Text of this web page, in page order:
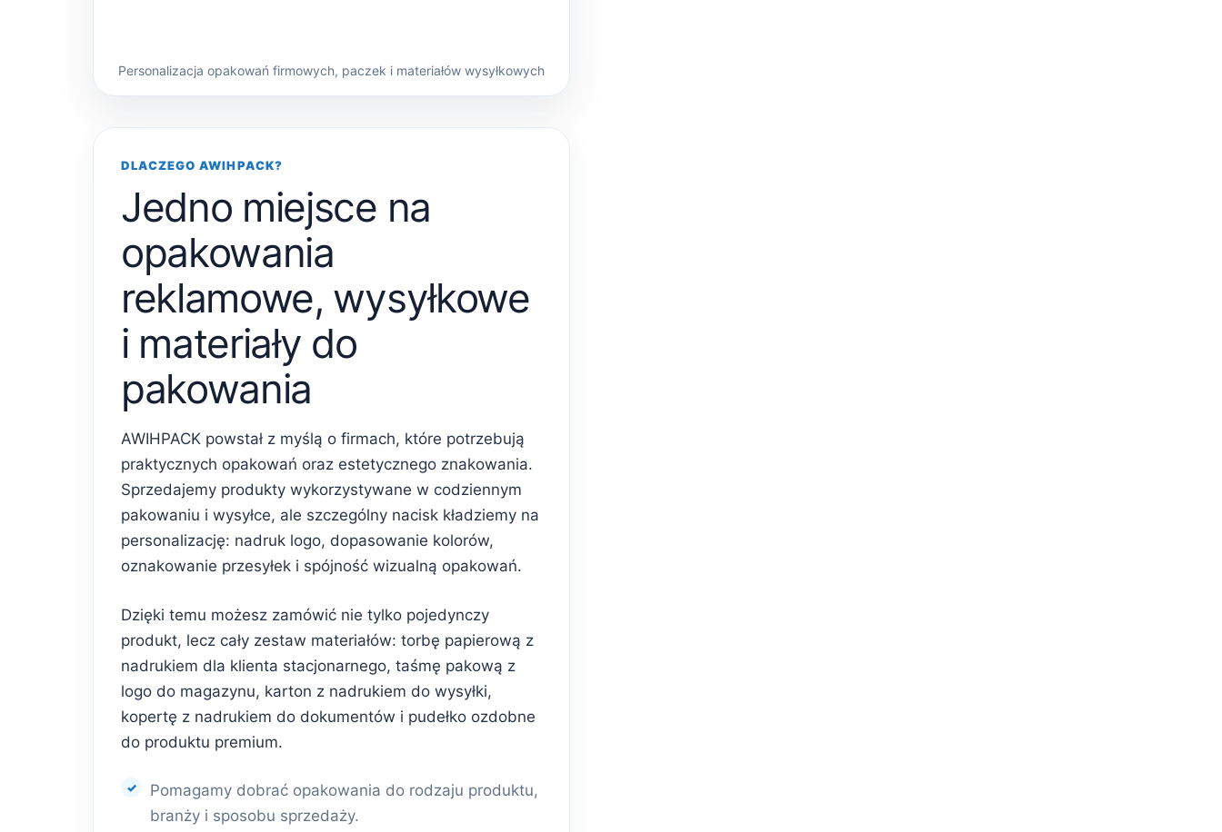
Personalizacja opakowań firmowych, paczek i materiałów wysyłkowych
DLACZEGO AWIHPACK?
Jedno miejsce na
opakowania
reklamowe, wysyłkowe
i materiały do
pakowania
AWIHPACK powstał z myślą o firmach, które potrzebują
praktycznych opakowań oraz estetycznego znakowania.
Sprzedajemy produkty wykorzystywane w codziennym
pakowaniu i wysyłce, ale szczególny nacisk kładziemy na
personalizację: nadruk logo, dopasowanie kolorów,
oznakowanie przesyłek i spójność wizualną opakowań.
Dzięki temu możesz zamówić nie tylko pojedynczy
produkt, lecz cały zestaw materiałów: torbę papierową z
nadrukiem dla klienta stacjonarnego, taśmę pakową z
logo do magazynu, karton z nadrukiem do wysyłki,
kopertę z nadrukiem do dokumentów i pudełko ozdobne
do produktu premium.
Pomagamy dobrać opakowania do rodzaju produktu,
branży i sposobu sprzedaży.